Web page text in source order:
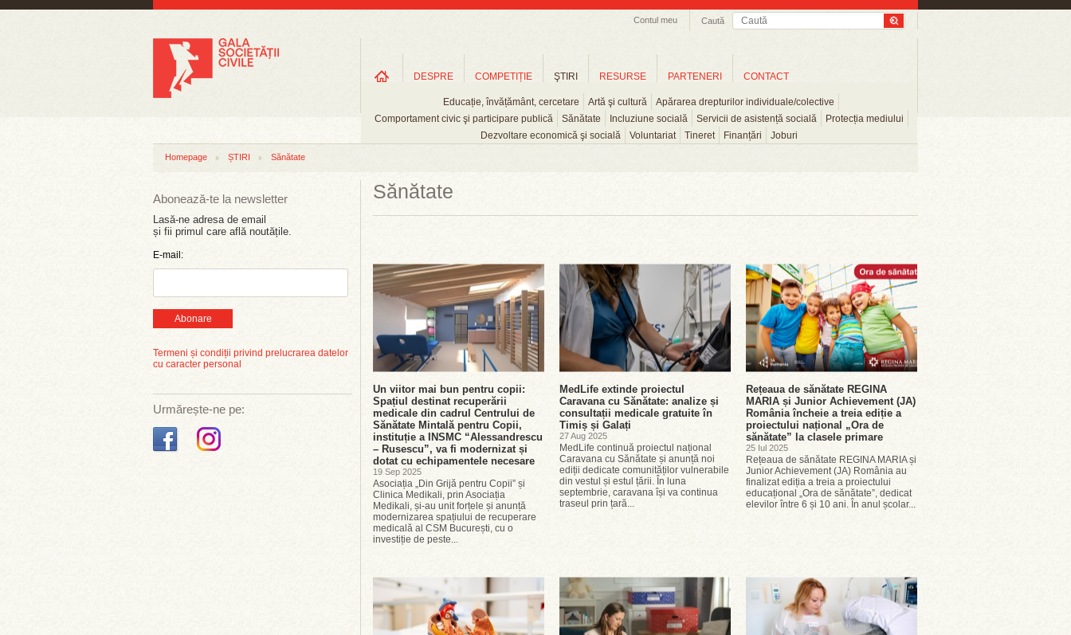
Caută
Contul meu
DESPRE COMPETIȚIE ŞTIRI
Educație, învățământ, cercetare Artă şi cultură
Apărarea drepturilor individuale/colective
Comportament civic şi participare publică
Sănătate Incluziune socială Servicii de asistență socială
Protecția mediului
Dezvoltare economică şi socială
Voluntariat Tineret Finanțări Joburi
RESURSE PARTENERI CONTACT
Homepage ȘTIRI Sănătate
Abonează-te la newsletter
Lasă-ne adresa de email
și fii primul care află noutățile.
E-mail:
Abonare
Termeni și condiții privind prelucrarea datelor
cu caracter personal
Urmărește-ne pe:
Sănătate
Un viitor mai bun pentru copii:
Spațiul destinat recuperării
medicale din cadrul Centrului de
Sănătate Mintală pentru Copii,
instituție a INSMC “Alessandrescu
– Rusescu”, va fi modernizat și
dotat cu echipamentele necesare
19 Sep 2025
Asociația „Din Grijă pentru Copii” și
Clinica Medikali, prin Asociația
Medikali, și-au unit forțele și anunță
modernizarea spațiului de recuperare
medicală al CSM București, cu o
investiție de peste...
MedLife extinde proiectul
Caravana cu Sănătate: analize și
consultații medicale gratuite în
Timiș și Galați
27 Aug 2025
MedLife continuă proiectul național
Caravana cu Sănătate și anunță noi
ediții dedicate comunităților vulnerabile
din vestul și estul țării. În luna
septembrie, caravana își va continua
traseul prin țară...
Rețeaua de sănătate REGINA
MARIA și Junior Achievement (JA)
România încheie a treia ediție a
proiectului național „Ora de
sănătate” la clasele primare
25 Iul 2025
Rețeaua de sănătate REGINA MARIA și
Junior Achievement (JA) România au
finalizat ediția a treia a proiectului
educațional „Ora de sănătate”, dedicat
elevilor între 6 și 10 ani. În anul școlar...